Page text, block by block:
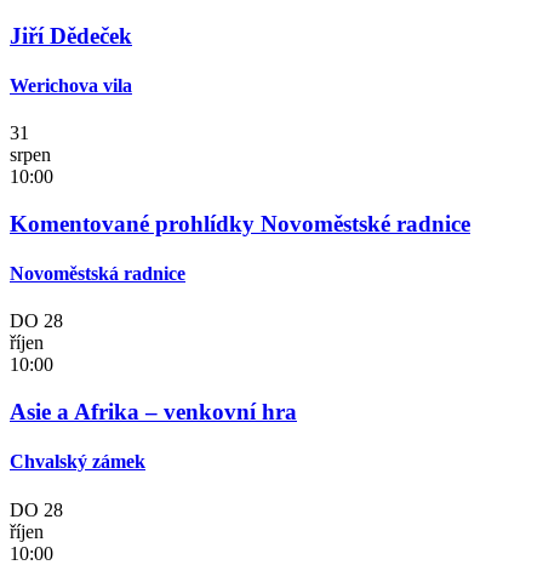
Jiří Dědeček
Werichova vila
31
srpen
10:00
Komentované prohlídky Novoměstské radnice
Novoměstská radnice
DO 28
říjen
10:00
Asie a Afrika – venkovní hra
Chvalský zámek
DO 28
říjen
10:00